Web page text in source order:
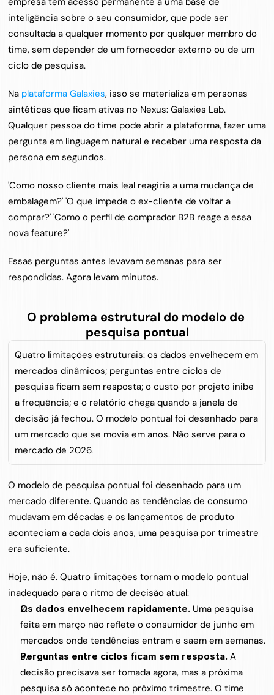
inteligência sobre o seu consumidor, que pode ser
consultada a qualquer momento por qualquer membro do
time, sem depender de um fornecedor externo ou de um
ciclo de pesquisa.
Na plataforma Galaxies, isso se materializa em personas
sintéticas que ficam ativas no Nexus: Galaxies Lab.
Qualquer pessoa do time pode abrir a plataforma, fazer uma
pergunta em linguagem natural e receber uma resposta da
persona em segundos.
'Como nosso cliente mais leal reagiria a uma mudança de
embalagem?' 'O que impede o ex-cliente de voltar a
comprar?' 'Como o perfil de comprador B2B reage a essa
nova feature?'
Essas perguntas antes levavam semanas para ser
respondidas. Agora levam minutos.
O problema estrutural do modelo de
pesquisa pontual
Quatro limitações estruturais: os dados envelhecem em
mercados dinâmicos; perguntas entre ciclos de
pesquisa ficam sem resposta; o custo por projeto inibe
a frequência; e o relatório chega quando a janela de
decisão já fechou. O modelo pontual foi desenhado para
um mercado que se movia em anos. Não serve para o
mercado de 2026.
O modelo de pesquisa pontual foi desenhado para um
mercado diferente. Quando as tendências de consumo
mudavam em décadas e os lançamentos de produto
aconteciam a cada dois anos, uma pesquisa por trimestre
era suficiente.
Hoje, não é. Quatro limitações tornam o modelo pontual
inadequado para o ritmo de decisão atual:
Os dados envelhecem rapidamente. Uma pesquisa
feita em março não reflete o consumidor de junho em
mercados onde tendências entram e saem em semanas.
Perguntas entre ciclos ficam sem resposta. A
decisão precisava ser tomada agora, mas a próxima
pesquisa só acontece no próximo trimestre. O time